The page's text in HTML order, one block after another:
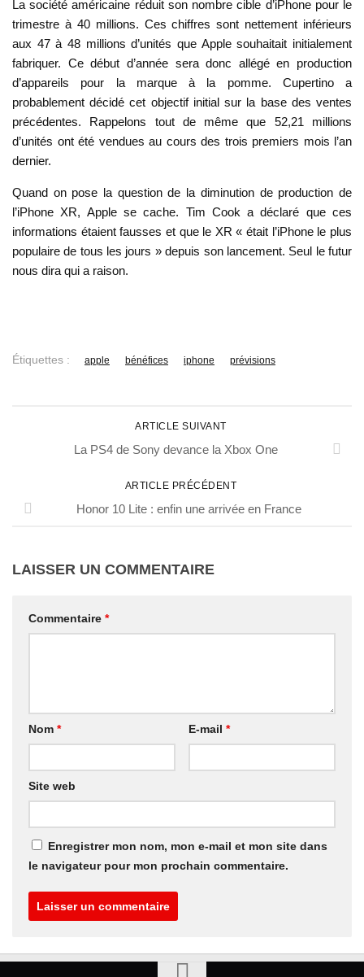
La société américaine réduit son nombre cible d’iPhone pour le
trimestre à 40 millions. Ces chiffres sont nettement inférieurs
aux 47 à 48 millions d’unités que Apple souhaitait initialement
fabriquer. Ce début d’année sera donc allégé en production
d’appareils pour la marque à la pomme. Cupertino a
probablement décidé cet objectif initial sur la base des ventes
précédentes. Rappelons tout de même que 52,21 millions
d’unités ont été vendues au cours des trois premiers mois l’an
dernier.
Quand on pose la question de la diminution de production de
l’iPhone XR, Apple se cache. Tim Cook a déclaré que ces
informations étaient fausses et que le XR « était l’iPhone le plus
populaire de tous les jours » depuis son lancement. Seul le futur
nous dira qui a raison.
Étiquettes : apple bénéfices iphone prévisions
ARTICLE SUIVANT
La PS4 de Sony devance la Xbox One
ARTICLE PRÉCÉDENT
Honor 10 Lite : enfin une arrivée en France
LAISSER UN COMMENTAIRE
Commentaire *
Nom * E-mail *
Site web
Enregistrer mon nom, mon e-mail et mon site dans
le navigateur pour mon prochain commentaire.